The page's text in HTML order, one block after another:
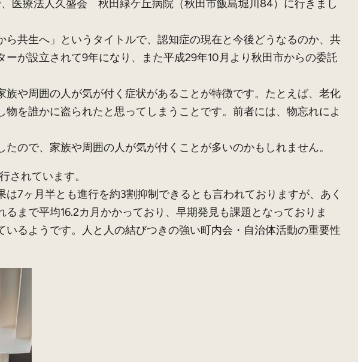
医療法人久盛会 秋田緑ケ丘病院（秋田市飯島堀川84）に行きまし
共生へ」というタイトルで、認知症の現在と今後どうなるのか、共
が設立されて9年になり、また平成29年10月より秋田市からの委託
や周囲の人が気が付く症状があることが特徴です。たとえば、老化
を誰かに盗られたと思ってしまうことです。前者には、物忘れによ
ので、家族や周囲の人が気が付くことが多いのかもしれません。
れています。
7ヶ月半とも進行を約3割抑制できるとも言われておりますが、あく
まで平均16.2カ月かかっており、早期発見も課題となっておりま
るようです。人と人の結びつきの強い町内会・自治体活動の重要性